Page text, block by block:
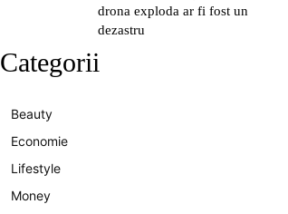
drona exploda ar fi fost un
dezastru
Categorii
Beauty
Economie
Lifestyle
Money